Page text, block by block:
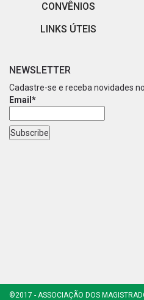
CONVÊNIOS
LINKS ÚTEIS
NEWSLETTER
Cadastre-se e receba novidades
Email*
©2017 - ASSOCIAÇÃO DOS